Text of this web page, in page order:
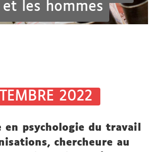
les hommes
2022
en psychologie du travail
chercheure au